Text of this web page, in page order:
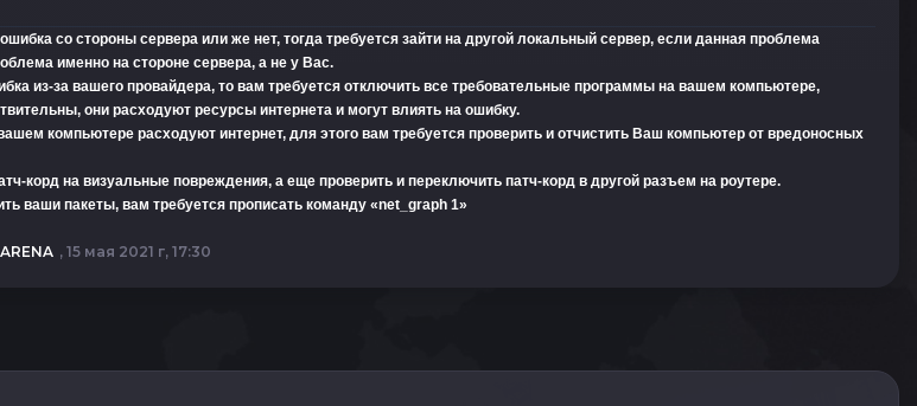
со стороны сервера или же нет, тогда требуется зайти на другой локальный сервер, если данная проблема
именно на стороне сервера, а не у Вас.
из-за вашего провайдера, то вам требуется отключить все требовательные программы на вашем компьютере,
они расходуют ресурсы интернета и могут влиять на ошибку.
компьютере расходуют интернет, для этого вам требуется проверить и отчистить Ваш компьютер от вредоносных
корд на визуальные повреждения, а еще проверить и переключить патч-корд в другой разъем на роутере.
ваши пакеты, вам требуется прописать команду «net_graph 1»
, 15 мая 2021 г, 17:30